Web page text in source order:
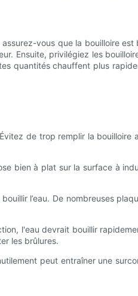
vous que la bouilloire
Ensuite, privilégiez les
quantités chauffent plus
de trop remplir la bouilloire
bien à plat sur la surface à
l’eau. De nombreuses
l'eau devrait bouillir
les brûlures.
peut entraîner une